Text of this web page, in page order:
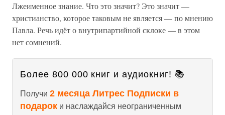
Лжеименное знание. Что это значит? Это значит —
христианство, которое таковым не является — по мнению
Павла. Речь идёт о внутрипартийной склоке — в этом
нет сомнений.
Более 800 000 книг и аудиокниг! 📚
Получи 2 месяца Литрес Подписки в
подарок и наслаждайся неограниченным